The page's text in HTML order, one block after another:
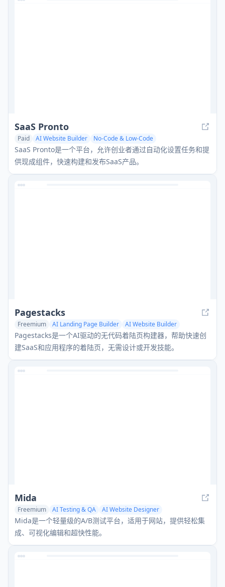
SaaS Pronto
Paid AI Website Builder
No-Code & Low-Code
AI DevOps Assistant
SaaS Pronto是一个平台，允许创业者通过自动化设置任务和提
供现成组件，快速构建和发布SaaS产品。
Pagestacks
Freemium AI Landing Page Builder
AI Website Builder
No-Code & Low-Code
Pagestacks是一个AI驱动的无代码着陆页构建器，帮助快速创
建SaaS和应用程序的着陆页，无需设计或开发技能。
Mida
Freemium AI Testing & QA
AI Website Designer
AI Website Builder
Mida是一个轻量级的A/B测试平台，适用于网站，提供轻松集
成、可视化编辑和超快性能。